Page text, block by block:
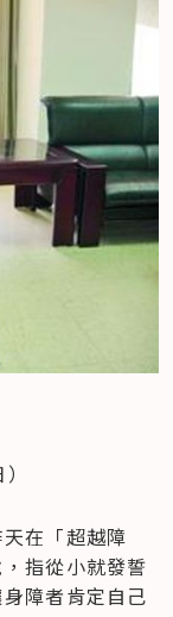
在「超越障
指從小就發誓
障者肯定自己